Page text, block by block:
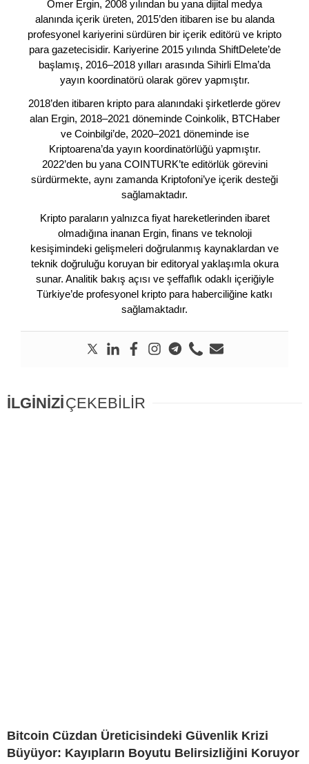
Ömer Ergin, 2008 yılından bu yana dijital medya
alanında içerik üreten, 2015’den itibaren ise bu alanda
profesyonel kariyerini sürdüren bir içerik editörü ve kripto
para gazetecisidir. Kariyerine 2015 yılında ShiftDelete’de
başlamış, 2016–2018 yılları arasında Sihirli Elma’da
yayın koordinatörü olarak görev yapmıştır.
2018’den itibaren kripto para alanındaki şirketlerde görev
alan Ergin, 2018–2021 döneminde Coinkolik, BTCHaber
ve Coinbilgi’de, 2020–2021 döneminde ise
Kriptoarena’da yayın koordinatörlüğü yapmıştır.
2022’den bu yana COINTURK’te editörlük görevini
sürdürmekte, aynı zamanda Kriptofoni’ye içerik desteği
sağlamaktadır.
Kripto paraların yalnızca fiyat hareketlerinden ibaret
olmadığına inanan Ergin, finans ve teknoloji
kesişimindeki gelişmeleri doğrulanmış kaynaklardan ve
teknik doğruluğu koruyan bir editoryal yaklaşımla okura
sunar. Analitik bakış açısı ve şeffaflık odaklı içeriğiyle
Türkiye’de profesyonel kripto para haberciliğine katkı
sağlamaktadır.
İLGİNİZİÇEKEBİLİR
Bitcoin Cüzdan Üreticisindeki Güvenlik Krizi
Büyüyor: Kayıpların Boyutu Belirsizliğini Koruyor